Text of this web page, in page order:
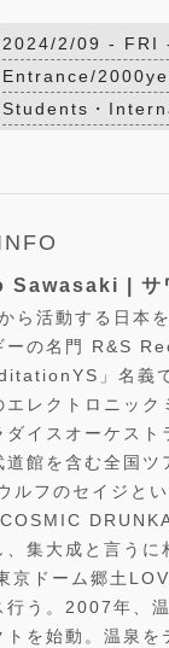
2024/2/09 - FRI
Entrance/
Students・
| サ
ら活動する日本
ーの名門 R&S
」名義
エレクトロニック
ダイスオーケス
道館を含む全国
ルフのセイジと
、集大成と言う
京ドーム郷土
行う。2007年
トを始動。温泉